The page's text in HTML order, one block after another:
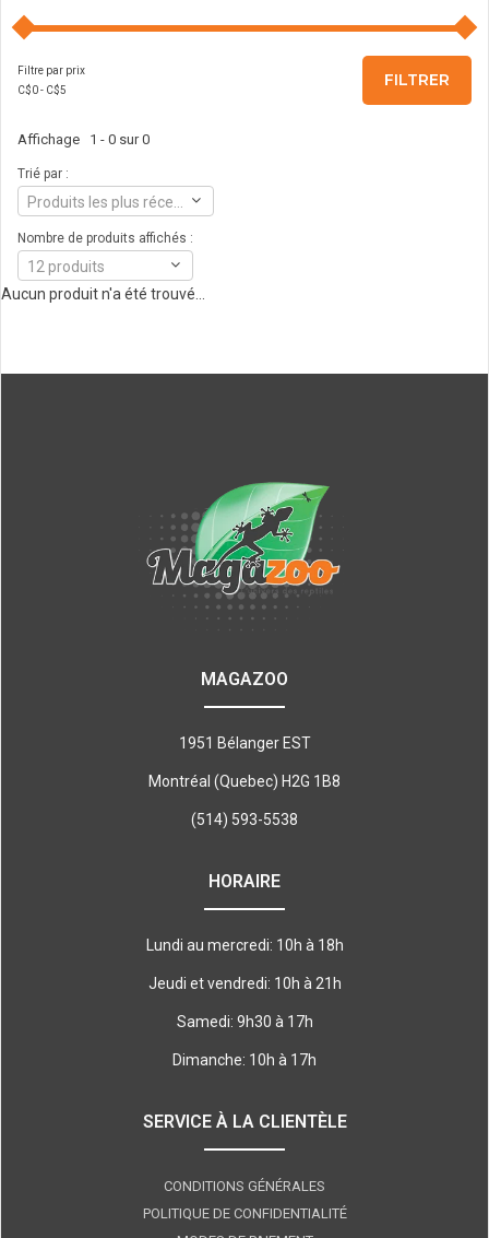
Filtre par prix
C$0- C$5
FILTRER
Affichage 1 - 0 sur 0
Trié par :
Nombre de produits affichés :
12 produits
Aucun produit n'a été trouvé...
MAGAZOO
1951 Bélanger EST
Montréal (Quebec) H2G 1B8
(514) 593-5538
HORAIRE
Lundi au mercredi: 10h à 18h
Jeudi et vendredi: 10h à 21h
Samedi: 9h30 à 17h
Dimanche: 10h à 17h
SERVICE À LA CLIENTÈLE
CONDITIONS GÉNÉRALES
POLITIQUE DE CONFIDENTIALITÉ